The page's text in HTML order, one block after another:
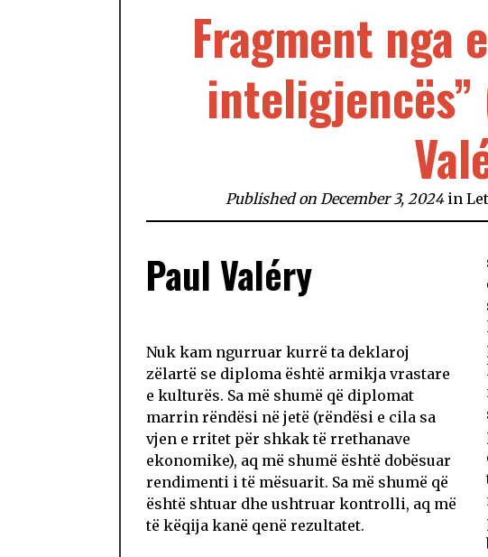
Fragment nga
inteligjencës”
Published on December 3, 2024 in
Paul Valéry
Nuk kam ngurruar kurrë ta deklaroj
zëlartë se diploma është armikja vrastare
e kulturës. Sa më shumë që diplomat
marrin rëndësi në jetë (rëndësi e cila sa
vjen e rritet për shkak të rrethanave
ekonomike), aq më shumë është dobësuar
rendimenti i të mësuarit. Sa më shumë që
është shtuar dhe ushtruar kontrolli, aq më
të këqija kanë qenë rezultatet.